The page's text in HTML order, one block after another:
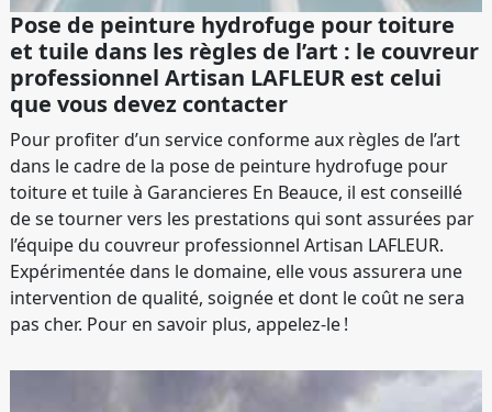
Pose de peinture hydrofuge pour toiture
et tuile dans les règles de l’art : le couvreur
professionnel Artisan LAFLEUR est celui
que vous devez contacter
Pour profiter d’un service conforme aux règles de l’art
dans le cadre de la pose de peinture hydrofuge pour
toiture et tuile à Garancieres En Beauce, il est conseillé
de se tourner vers les prestations qui sont assurées par
l’équipe du couvreur professionnel Artisan LAFLEUR.
Expérimentée dans le domaine, elle vous assurera une
intervention de qualité, soignée et dont le coût ne sera
pas cher. Pour en savoir plus, appelez-le !